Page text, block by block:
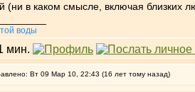
(ни в каком смысле, включая близких
воды
Вт 09 Мар 10, 22:43 (16 лет тому назад)